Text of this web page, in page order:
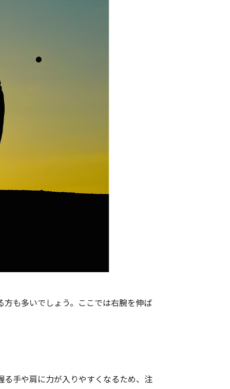
も多いでしょう。ここでは右腕を伸ば
手や肩に力が入りやすくなるため、注